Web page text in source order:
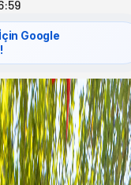
Google